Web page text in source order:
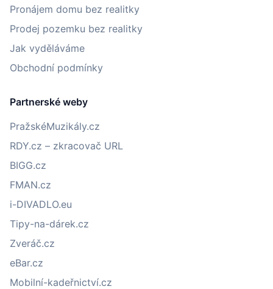
Pronájem domu bez realitky
Prodej pozemku bez realitky
Jak vyděláváme
Obchodní podmínky
Partnerské weby
PražskéMuzikály.cz
RDY.cz – zkracovač URL
BIGG.cz
FMAN.cz
i-DIVADLO.eu
Tipy-na-dárek.cz
Zveráč.cz
eBar.cz
Mobilní-kadeřnictví.cz